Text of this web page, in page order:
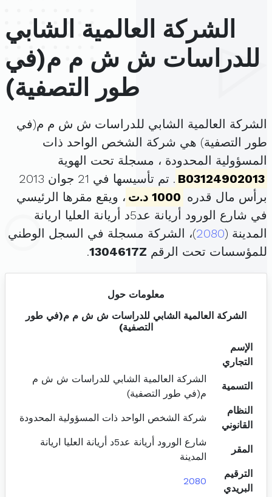
الشركة العالمية الشابي
للدراسات ش ش م م(في
طور التصفية)
الشركة العالمية الشابي للدراسات ش ش م م(في
طور التصفية) هي شركة الشخص الواحد ذات
المسؤولية المحدودة ، مسجلة تحت الهوية
B03124902013
. تم تأسيسها في 21 جوان 2013
برأس مال قدره 1000 د.ت
، ويقع مقرها الرئيسي
في شارع الورود أريانة عد5د أريانة العليا اريانة
المدينة (2080)، الشركة مسجلة في السجل الوطني
للمؤسسات تحت الرقم 1304617Z
.
معلومات حول
الشركة العالمية الشابي للدراسات ش ش م م(في طور
التصفية)
الإسم
التجاري
التسمية
الشركة العالمية الشابي للدراسات ش ش م
م(في طور التصفية)
النظام
القانوني
شركة الشخص الواحد ذات المسؤولية المحدودة
المقر
شارع الورود أريانة عد5د أريانة العليا اريانة
المدينة
الترقيم
البريدي
2080